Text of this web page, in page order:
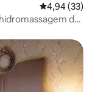
4,94 de uma
4,94 (33)
de